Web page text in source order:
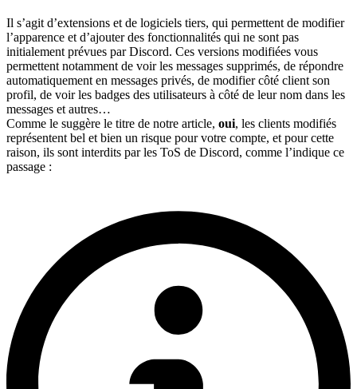
Il s’agit d’extensions et de logiciels tiers, qui permettent de modifier
l’apparence et d’ajouter des fonctionnalités qui ne sont pas
initialement prévues par Discord. Ces versions modifiées vous
permettent notamment de voir les messages supprimés, de répondre
automatiquement en messages privés, de modifier côté client son
profil, de voir les badges des utilisateurs à côté de leur nom dans les
messages et autres…
Comme le suggère le titre de notre article, oui, les clients modifiés
représentent bel et bien un risque pour votre compte, et pour cette
raison, ils sont interdits par les ToS de Discord, comme l’indique ce
passage :